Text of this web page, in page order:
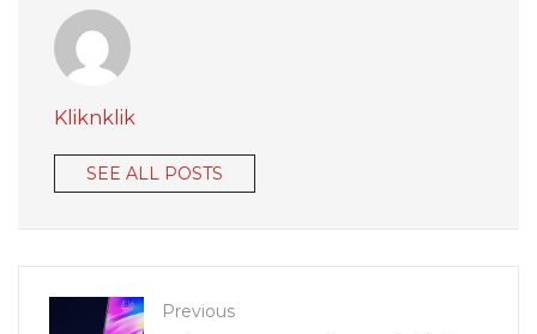
Kliknklik
SEE ALL POSTS
Previous